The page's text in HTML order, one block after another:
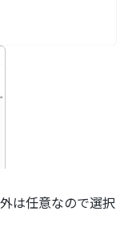
は任意なので選択